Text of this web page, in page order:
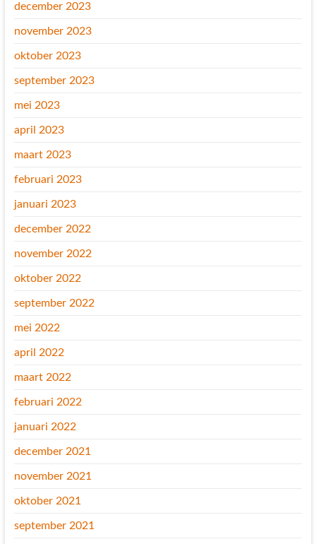
december 2023
november 2023
oktober 2023
september 2023
mei 2023
april 2023
maart 2023
februari 2023
januari 2023
december 2022
november 2022
oktober 2022
september 2022
mei 2022
april 2022
maart 2022
februari 2022
januari 2022
december 2021
november 2021
oktober 2021
september 2021